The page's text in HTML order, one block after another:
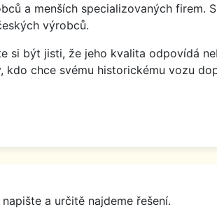
a menších specializovaných firem.
výrobců.
si být jisti, že jeho kvalita odpovídá
kdo chce svému historickému vozu
a určitě najdeme řešení.